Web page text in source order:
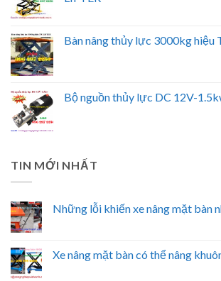
Bàn nâng thủy lực 3000kg hiệu
Bộ nguồn thủy lực DC 12V-
TIN MỚI NHẤT
Những lỗi khiến xe nâng mặt bàn
Xe nâng mặt bàn có thể nâng